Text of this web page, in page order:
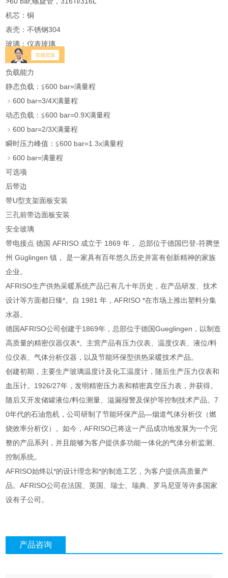
机芯：铜
表壳：不锈钢304
玻璃：仪表玻璃
螺纹：铜
负载能力
静态负载：≦600 bar=满量程
﹥600 bar=3/4X满量程
动态负载：≦600 bar=0.9X满量程
﹥600 bar=2/3X满量程
瞬时压力峰值：≦600 bar=1.3x满量程
﹥600 bar=满量程
可选项
后带边
带U型支架面板安装
三孔前带边面板安装
安全玻璃
带电接点 德国 AFRISO 成立于 1869 年， 总部位于德国巴登-符腾堡
州 Güglingen 镇， 是一家具有百年悠久历史并富有创新精神的家族
企业。
AFRISO生产供热采暖系统产品已有几十年历史，在产品研发、技术
设计等方面都日臻*。自 1981 年，AFRISO *在市场上推出塑料分集
水器。
德国AFRISO公司创建于1869年，总部位于德国Gueglingen，以制造
高质量的精密仪器仪表*。主营产品有压力仪表、温度仪表、液位/料
位仪表、气体分析仪器，以及节能环保型供热采暖技术产品。
创建初期，主要生产玻璃温度计及化工温度计，随后生产压力仪表和
血压计。1926/27年，发明精密压力表和精密真空压力表，并获得。
随后又开发储罐液位/料位测量、溢漏报警及保护等控制技术产品。7
0年代的石油危机，公司研制了节能环保产品—烟道气体分析仪（燃
烧效率分析仪）。如今，AFRISO已将这一产品成功地发展为一个完
整的产品系列，并且能够为客户提供多功能一体化的气体分析监测、
控制系统。
AFRISO始终以*的设计理念和*的制造工艺，为客户提供高质量产
品。AFRISO公司在法国、英国、瑞士、瑞典、罗马尼亚等许多国家
设有子公司。
产品咨询